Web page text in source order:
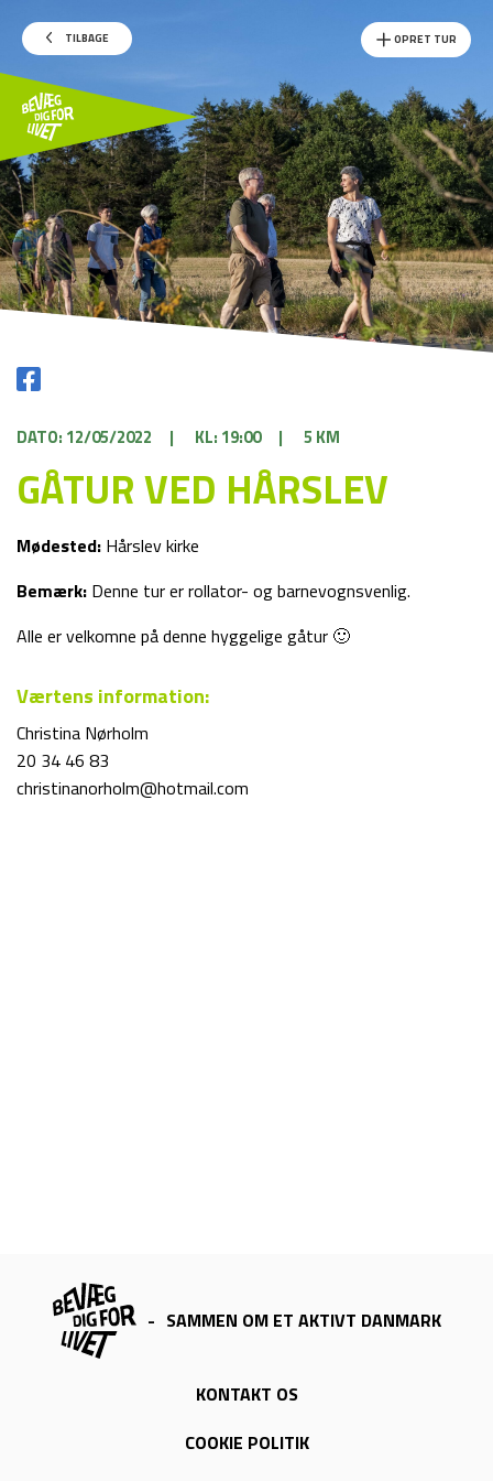
TILBAGE OPRET TUR
DATO: 12/05/2022 | KL: 19:00 | 5 KM
GÅTUR VED HÅRSLEV
Mødested: Hårslev kirke
Bemærk: Denne tur er rollator- og barnevognsvenlig.
Alle er velkomne på denne hyggelige gåtur 🙂
Værtens information:
Christina Nørholm
20 34 46 83
christinanorholm@hotmail.com
- SAMMEN OM ET AKTIVT DANMARK
KONTAKT OS
COOKIE POLITIK